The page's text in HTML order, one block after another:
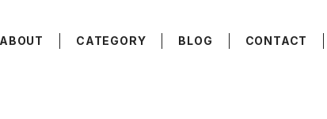
CATEGORY BLOG CONTACT